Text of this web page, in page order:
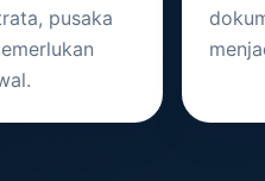
pusaka